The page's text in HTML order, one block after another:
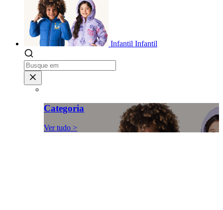
Infantil Infantil
Categoria
Ver tudo >